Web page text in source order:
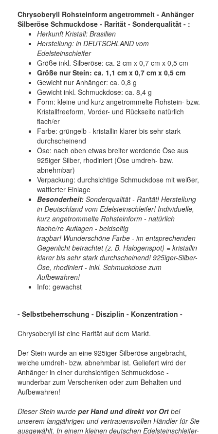
Chrysoberyll Rohsteinform angetrommelt - Anhänger
Silberöse Schmuckdose - Rarität - Sonderqualität - :
Herkunft Kristall: Brasilien
Herstellung: in DEUTSCHLAND vom
Edelsteinschleifer
Größe inkl. Silberöse: ca. 2 cm x 0,7 cm x 0,5 cm
Größe nur Stein: ca. 1,1 cm x 0,7 cm x 0,5 cm
Gewicht nur Anhänger: ca. 0,8 g
Gewicht inkl. Schmuckdose: ca. 8,4 g
Form: kleine und kurz angetrommelte Rohstein- bzw.
Kristallfreeform, Vorder- und Rückseite natürlich
flach/er
Farbe: grüngelb - kristallin klarer bis sehr stark
durchscheinend
Öse: nach oben etwas breiter werdende Öse aus
925iger Silber, rhodiniert (Öse umdreh- bzw.
abnehmbar)
Verpackung: durchsichtige Schmuckdose mit weißer,
wattierter Einlage
Besonderheit: Sonderqualität - Rarität! Herstellung
in Deutschland vom Edelsteinschleifer! Individuelle,
kurz angetrommelte Rohsteinform - natürlich
flache/re Auflagen - beidseitig
tragbar! Wunderschöne Farbe - im entsprechenden
Gegenlicht betrachtet (z. B. Halogenspot) = kristallin
klarer bis sehr stark durchscheinend! 925iger-Silber-
Öse, rhodiniert - inkl. Schmuckdose zum
Aufbewahren!
Info: gewachst
- Selbstbeherrschung - Disziplin - Konzentration -
Chrysoberyll ist eine Rarität auf dem Markt.
Der Stein wurde an eine 925iger Silberöse angebracht,
welche umdreh- bzw. abnehmbar ist. Geliefert wird der
Anhänger in einer durchsichtigen Schmuckdose -
wunderbar zum Verschenken oder zum Behalten und
Aufbewahren!
Dieser Stein wurde per Hand und direkt vor Ort bei
unserem langjährigen und vertrauensvollen Händler für Sie
ausgewählt. In einem kleinen deutschen Edelsteinschleifer-